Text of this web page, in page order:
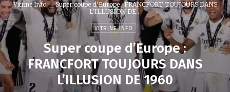
Vitrine Info
Super coupe d’Europe : FRANCFORT TOUJOURS DANS
L’ILLUSION DE...
VITRINE INFO
Super coupe d’Europe :
FRANCFORT TOUJOURS DANS
L’ILLUSION DE 1960